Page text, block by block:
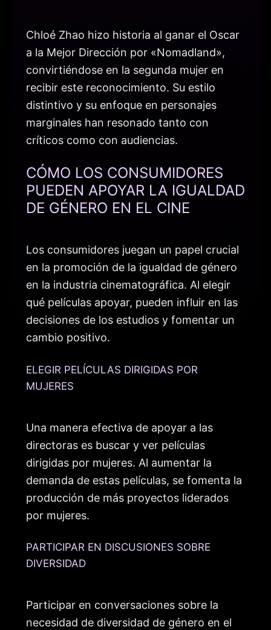
Chloé Zhao hizo historia al ganar el Oscar
a la Mejor Dirección por «Nomadland»,
convirtiéndose en la segunda mujer en
recibir este reconocimiento. Su estilo
distintivo y su enfoque en personajes
marginales han resonado tanto con
críticos como con audiencias.
CÓMO LOS CONSUMIDORES
PUEDEN APOYAR LA IGUALDAD
DE GÉNERO EN EL CINE
Los consumidores juegan un papel crucial
en la promoción de la igualdad de género
en la industria cinematográfica. Al elegir
qué películas apoyar, pueden influir en las
decisiones de los estudios y fomentar un
cambio positivo.
ELEGIR PELÍCULAS DIRIGIDAS POR
MUJERES
Una manera efectiva de apoyar a las
directoras es buscar y ver películas
dirigidas por mujeres. Al aumentar la
demanda de estas películas, se fomenta la
producción de más proyectos liderados
por mujeres.
PARTICIPAR EN DISCUSIONES SOBRE
DIVERSIDAD
Participar en conversaciones sobre la
necesidad de diversidad de género en el